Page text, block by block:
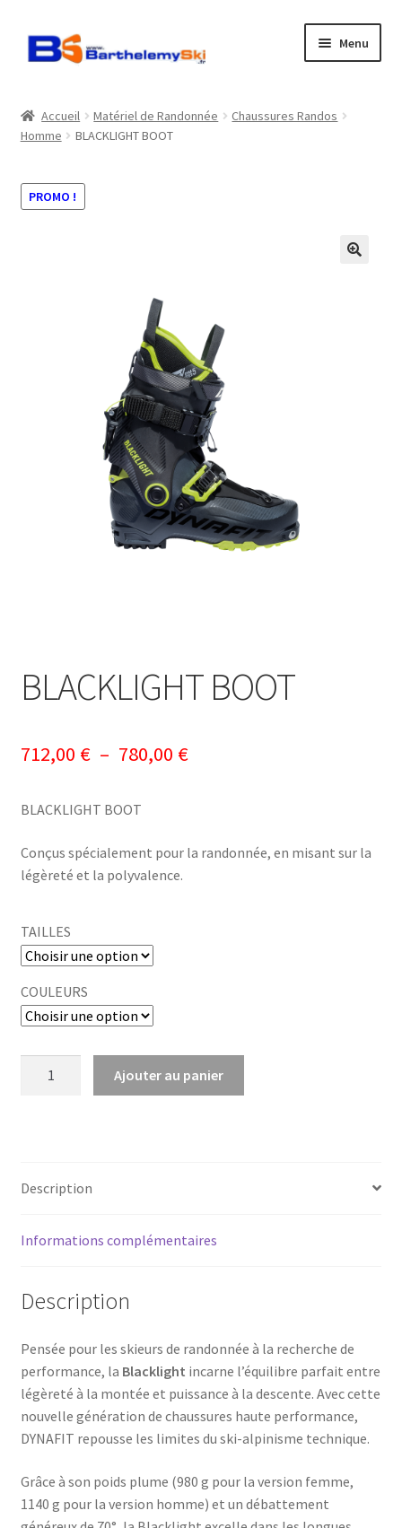
Aller
Aller
Menu
Atelier
Location
Accueil Matériel de Randonnée
Chaussures Randos
Homme
BLACKLIGHT BOOT
PROMO !
BLACKLIGHT BOOT
712,00 € – 780,00 €Plage
712,00 €
BLACKLIGHT BOOT
Conçus spécialement pour la randonnée, en misant sur la
légèreté et la polyvalence.
TAILLES
COULEURS
Ajouter au panier
Description
Informations complémentaires
Description
Pensée pour les skieurs de randonnée à la recherche de
performance, la Blacklight incarne l’équilibre parfait entre
légèreté à la montée et puissance à la descente. Avec cette
nouvelle génération de chaussures haute performance,
DYNAFIT repousse les limites du ski-alpinisme technique.
Grâce à son poids plume (980 g pour la version femme,
1140 g pour la version homme) et un débattement